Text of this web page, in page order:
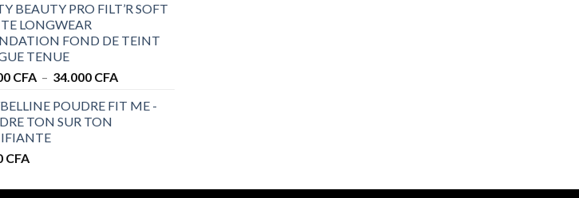
prix :
à
BEAUTY PRO FILT’R SOFT
LONGWEAR
FOND DE TEINT
TENUE
CFA – 34.000 CFAPlage
prix :
POUDRE FIT ME -
TON SUR TON
CFA